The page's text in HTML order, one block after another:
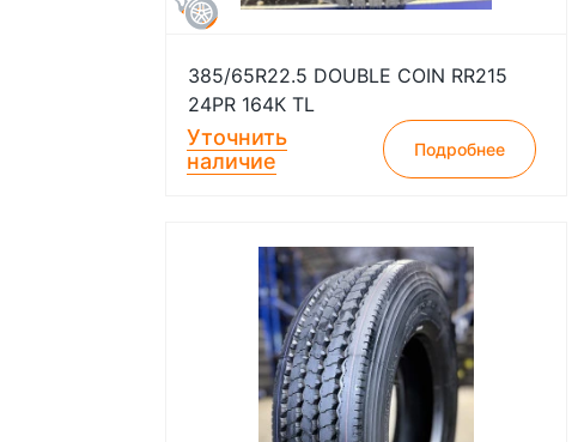
385/65R22.5 DOUBLE COIN RR215
24PR 164К TL
Уточнить
наличие
Подробнее